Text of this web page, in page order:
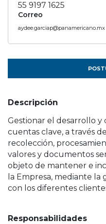
55 9197 1625
Correo
aydee.garciap@panamericano.mx
Descripción
Gestionar el desarrollo
cuentas clave, a través
recolección,
valores y documentos
objeto de mantener e
la Empresa, mediante la
con los diferentes
Responsabilidades